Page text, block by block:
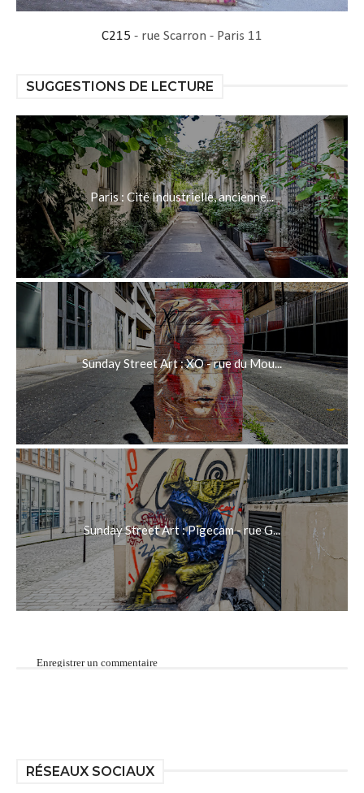
C215 - rue Scarron - Paris 11
SUGGESTIONS DE LECTURE
Paris : Cité Industrielle, ancienne...
Sunday Street Art : XO - rue du Mou...
Sunday Street Art : Pigecam - rue G...
Enregistrer un commentaire
RÉSEAUX SOCIAUX